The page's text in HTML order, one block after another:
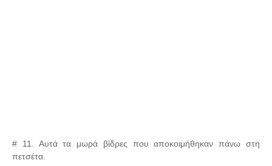
# 11. Αυτά τα μωρά βίδρες που αποκοιμήθηκαν πάνω στη
πετσέτα.